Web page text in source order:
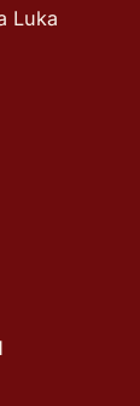
Luka